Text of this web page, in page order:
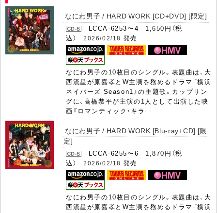
なにわ男子 / HARD WORK [CD+DVD] [限定]
LCCA-6253〜4 1,650円（税
込） 2026/02/18 発売
なにわ男子の10枚目のシングル。表題曲は、大
西流星が原嘉孝とW主演を務めるドラマ『横浜
ネイバーズ Season1』の主題歌。カップリン
グに、高橋恭平が主演の1人として出演した映
画『ロマンティック・キラ…
なにわ男子 / HARD WORK [Blu-ray+CD] [限
定]
LCCA-6255〜6 1,870円（税
込） 2026/02/18 発売
なにわ男子の10枚目のシングル。表題曲は、大
西流星が原嘉孝とW主演を務めるドラマ『横浜